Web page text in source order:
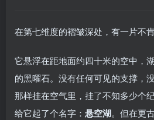
在第七维度的褶皱深处，有一片不肯
它悬浮在距地面约四十米的空中，
的黑曜石。没有任何可见的支撑，
那样挂在空气里，挂了不知多少个
给它起了个名字： 悬空湖。但在更